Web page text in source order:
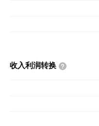
收入利润转换